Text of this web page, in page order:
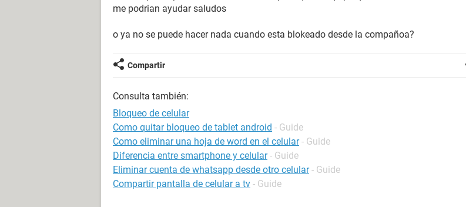
me podrian ayudar saludos
o ya no se puede hacer nada cuando esta blokeado desde la compañoa?
Compartir
Consulta también:
Bloqueo de celular
Como quitar bloqueo de tablet android - Guide
Como eliminar una hoja de word en el celular - Guide
Diferencia entre smartphone y celular - Guide
Eliminar cuenta de whatsapp desde otro celular - Guide
Compartir pantalla de celular a tv - Guide